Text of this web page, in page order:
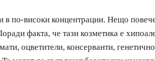
по-високи концентрации. Нещо
факта, че тази козметика е
оцветители, консерванти,